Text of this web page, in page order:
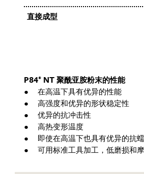
直接成型
P84® NT 聚酰亚胺粉末的性能
在高温下具有优异的性能
高强度和优异的形状稳定性
优异的抗冲击性
高热变形温度
即使在高温下也具有优异的抗
可用标准工具加工，低磨损和